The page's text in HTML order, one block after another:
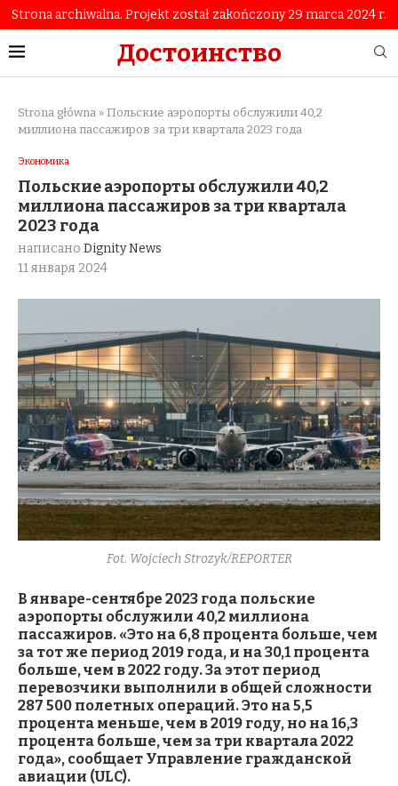
Strona archiwalna. Projekt został zakończony 29 marca 2024 r.
Достоинство
Strona główna » Польские аэропорты обслужили 40,2
миллиона пассажиров за три квартала 2023 года
Экономика
Польские аэропорты обслужили 40,2
миллиона пассажиров за три квартала
2023 года
написано Dignity News
11 января 2024
Fot. Wojciech Strozyk/REPORTER
В январе-сентябре 2023 года польские
аэропорты обслужили 40,2 миллиона
пассажиров. «Это на 6,8 процента больше, чем
за тот же период 2019 года, и на 30,1 процента
больше, чем в 2022 году. За этот период
перевозчики выполнили в общей сложности
287 500 полетных операций. Это на 5,5
процента меньше, чем в 2019 году, но на 16,3
процента больше, чем за три квартала 2022
года», сообщает Управление гражданской
авиации (ULC).